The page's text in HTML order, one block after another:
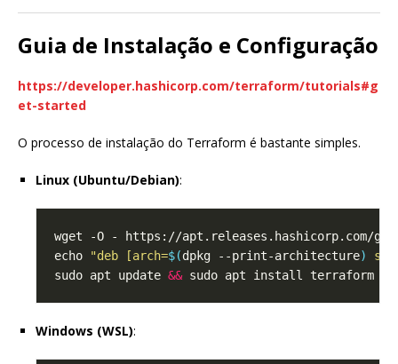
Guia de Instalação e Configuração
https://developer.hashicorp.com/terraform/tutorials#g
et-started
O processo de instalação do Terraform é bastante simples.
Linux (Ubuntu/Debian):
echo "deb [arch=$(dpkg --print-architecture)
sudo apt update &&
Windows (WSL):